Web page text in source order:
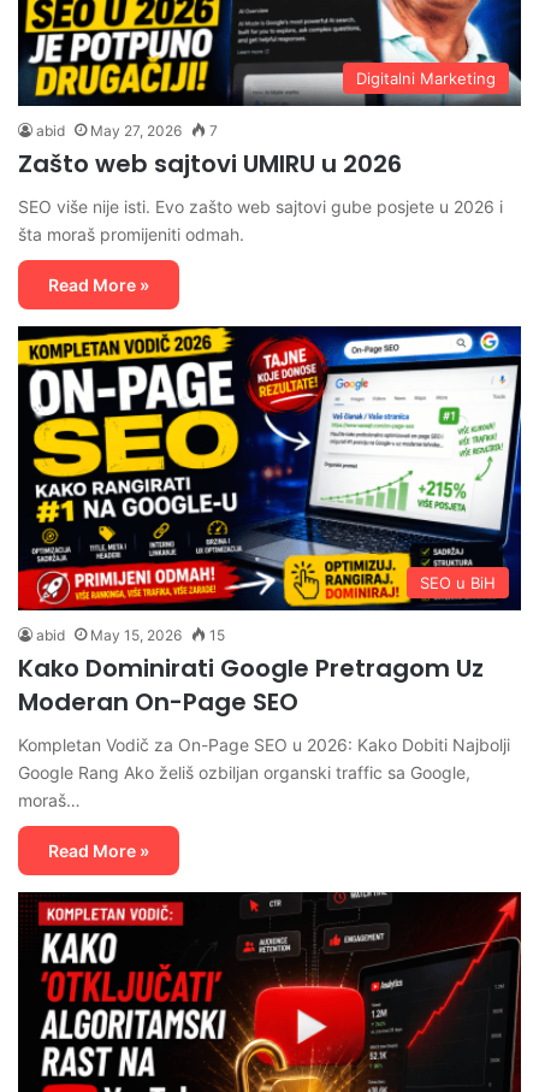
Digitalni Marketing
abid May 27, 2026 7
Zašto web sajtovi UMIRU u 2026
SEO više nije isti. Evo zašto web sajtovi gube posjete u 2026 i
šta moraš promijeniti odmah.
Read More »
SEO u BiH
abid May 15, 2026 15
Kako Dominirati Google Pretragom Uz
Moderan On-Page SEO
Kompletan Vodič za On-Page SEO u 2026: Kako Dobiti Najbolji
Google Rang Ako želiš ozbiljan organski traffic sa Google,
moraš…
Read More »